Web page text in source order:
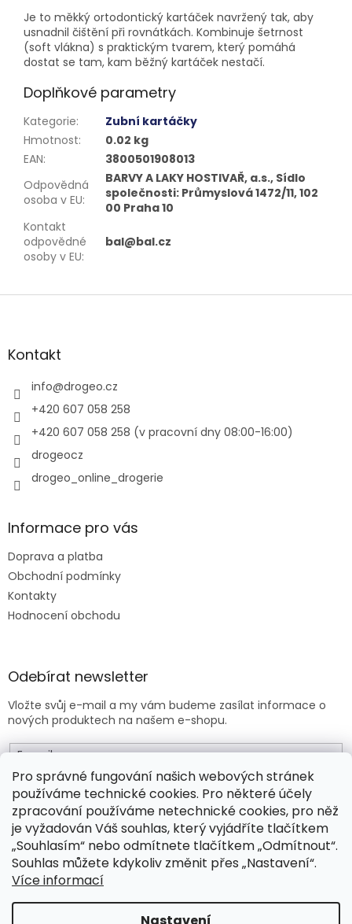
Pro správné fungování našich webových stránek
používáme technické cookies. Pro některé účely
zpracování používáme netechnické cookies, pro něž
je vyžadován Váš souhlas, který vyjádříte tlačítkem
„Souhlasím“ nebo odmítnete tlačítkem „Odmítnout“.
Souhlas můžete kdykoliv změnit přes „Nastavení“.
Více informací
Je to měkký ortodontický kartáček navržený tak, aby
usnadnil čištění při rovnátkách. Kombinuje šetrnost
(soft vlákna) s praktickým tvarem, který pomáhá
dostat se tam, kam běžný kartáček nestačí.
Doplňkové parametry
Kategorie:
Zubní kartáčky
Hmotnost:
0.02 kg
EAN:
3800501908013
Odpovědná
osoba v EU:
BARVY A LAKY HOSTIVAŘ, a.s., Sídlo
společnosti: Průmyslová 1472/11, 102
00 Praha 10
Kontakt
odpovědné
osoby v EU:
bal@bal.cz
Z
aKontakt
info@drogeo.cz
+420 607 058 258
+420 607 058 258 (v pracovní dny 08:00-16:00)
drogeocz
drogeo_online_drogerie
Informace pro vás
Doprava a platba
Obchodní podmínky
Kontakty
Hodnocení obchodu
Odebírat newsletter
Vložte svůj e-mail a my vám budeme zasílat informace o
nových produktech na našem e-shopu.
E-mail
Vložením e-mailu souhlasíte sobchodními podmínkami .
PŘIHLÁSIT SE